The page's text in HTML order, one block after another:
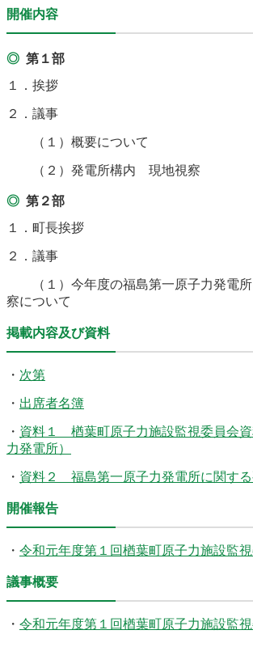
楢葉町について
復興・計画
予算・決算
教育委員会 農業委員会
例規集
イベント 観光ならは
開催内容
第１部
１．挨拶
２．議事
（１）概要について
（２）発電所構内 現地視察
第２部
１．町長挨拶
２．議事
（１）今年度の福島第一原子力発電所
察について
掲載内容及び資料
・ 次第
・ 出席者名簿
・ 資料１ 楢葉町原子力施設監視委員会
力発電所）
・ 資料２ 福島第一原子力発電所に関する
開催報告
・ 令和元年度第１回楢葉町原子力施設監
議事概要
・ 令和元年度第１回楢葉町原子力施設監